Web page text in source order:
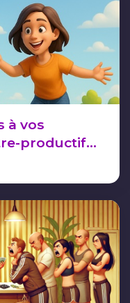
à vos
productif…